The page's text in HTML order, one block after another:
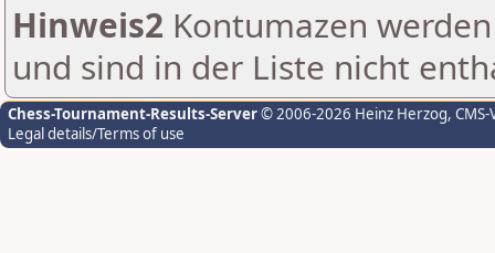
Hinweis2 Kontumazen
und sind in der Liste nicht
Chess-Tournament-Results-Server© 2006-2026 Heinz Herzog,
Legal details/Terms of use